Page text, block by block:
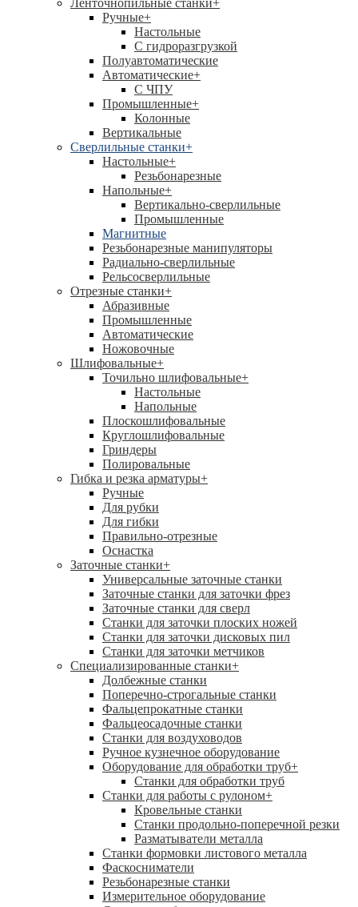
Ленточнопильные станки+
Ручные+
Настольные
С гидроразгрузкой
Полуавтоматические
Автоматические+
С ЧПУ
Промышленные+
Колонные
Вертикальные
Сверлильные станки+
Настольные+
Резьбонарезные
Напольные+
Вертикально-сверлильные
Промышленные
Магнитные
Резьбонарезные манипуляторы
Радиально-сверлильные
Рельсосверлильные
Отрезные станки+
Абразивные
Промышленные
Автоматические
Ножовочные
Шлифовальные+
Точильно шлифовальные+
Настольные
Напольные
Плоскошлифовальные
Круглошлифовальные
Гриндеры
Полировальные
Гибка и резка арматуры+
Ручные
Для рубки
Для гибки
Правильно-отрезные
Оснастка
Заточные станки+
Универсальные заточные станки
Заточные станки для заточки фрез
Заточные станки для сверл
Станки для заточки плоских ножей
Станки для заточки дисковых пил
Станки для заточки метчиков
Специализированные станки+
Долбежные станки
Поперечно-строгальные станки
Фальцепрокатные станки
Фальцеосадочные станки
Станки для воздуховодов
Ручное кузнечное оборудование
Оборудование для обработки труб+
Станки для обработки труб
Станки для работы с рулоном+
Кровельные станки
Станки продольно-поперечной резки
Разматыватели металла
Станки формовки листового металла
Фаскосниматели
Резьбонарезные станки
Измерительное оборудование